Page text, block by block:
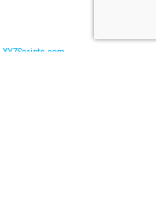
XYZScripts.com